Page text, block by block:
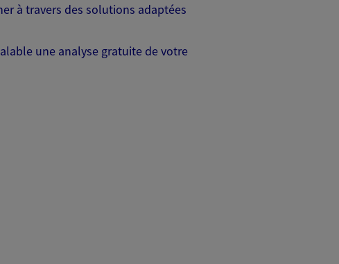
à travers des solutions adaptées
une analyse gratuite de votre